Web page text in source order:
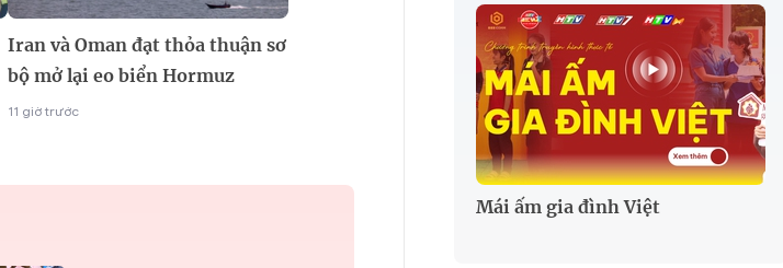
Iran và Oman đạt thỏa thuận sơ
bộ mở lại eo biển Hormuz
11 giờ trước
Mái ấm gia đình Việt